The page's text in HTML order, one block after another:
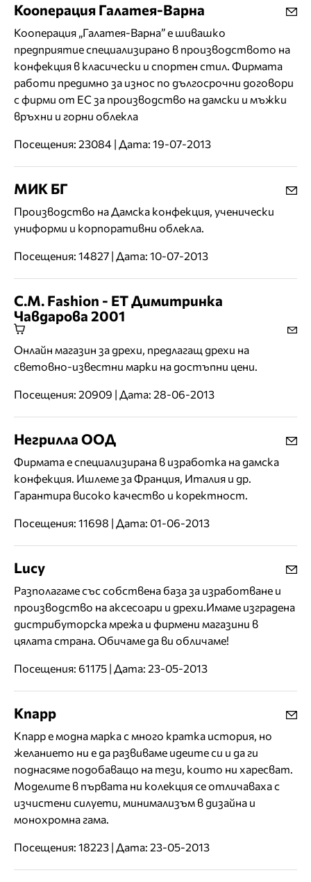
Кооперация Галатея-Варна
Кооперация „Галатея-Варна” е шивашко
предприятие специализирано в производството на
конфекция в класически и спортен стил. Фирмата
работи предимно за износ по дългосрочни договори
с фирми от ЕС за производство на дамски и мъжки
връхни и горни облекла
Посещения: 23084 | Дата: 19-07-2013
МИК БГ
Производство на Дамска конфекция, ученически
униформи и корпоративни облекла.
Посещения: 14827 | Дата: 10-07-2013
C.M. Fashion - ЕТ Димитринка
Чавдарова 2001
Онлайн магазин за дрехи, предлагащ дрехи на
световно-известни марки на достъпни цени.
Посещения: 20909 | Дата: 28-06-2013
Негрилла ООД
Фирмата е специализирана в изработка на дамска
конфекция. Ишлеме за Франция, Италия и др.
Гарантира високо качество и коректност.
Посещения: 11698 | Дата: 01-06-2013
Lucy
Разполагаме със собствена база за изработване и
производство на аксесоари и дрехи.Имаме изградена
дистрибуторска мрежа и фирмени магазини в
цялата страна. Обичаме да ви обличаме!
Посещения: 61175 | Дата: 23-05-2013
Knapp
Knapp е модна марка с много кратка история, но
желанието ни е да развиваме идеите си и да ги
поднасяме подобаващо на тези, които ни харесват.
Моделите в първата ни колекция се отличаваха с
изчистени силуети, минимализъм в дизайна и
монохромна гама.
Посещения: 18223 | Дата: 23-05-2013